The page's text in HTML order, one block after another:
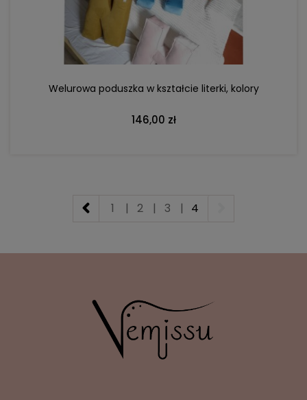
Welurowa poduszka w kształcie literki, kolory
146,00 zł
DO KOSZYKA
1 | 2 | 3 | 4